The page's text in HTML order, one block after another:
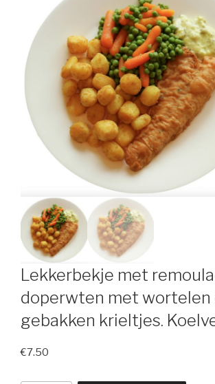
Lekkerbekje met
doperwten met wortelen
gebakken krieltjes.
€7.50